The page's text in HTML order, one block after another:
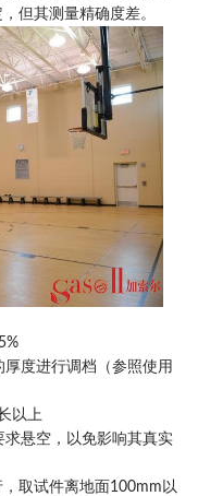
但其测量精确度差。
度进行调档（参照使用
以上
悬空，以免影响其真实
取试件离地面100mm以